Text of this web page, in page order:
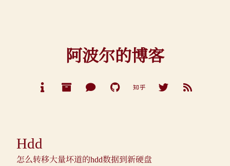
阿波尔的博客
Hdd
怎么转移大量坏道的hdd数据到新硬盘